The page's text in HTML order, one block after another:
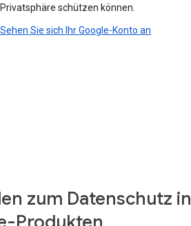
Privatsphäre schützen können.
Sehen Sie sich Ihr Google-Konto an
zum Datenschutz in